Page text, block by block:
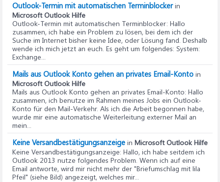
Outlook-Termin mit automatischen Terminblockerin
Microsoft Outlook Hilfe
Outlook-Termin mit automatischen Terminblocker: Hallo
zusammen, ich habe ein Problem zu lösen, bei dem ich der
Suche im Internet bisher keine Idee, oder Lösung fand. Deshalb
wende ich mich jetzt an euch. Es geht um folgendes: System:
Exchange...
Mails aus Outlook Konto gehen an privates Email-Konto in
Microsoft Outlook Hilfe
Mails aus Outlook Konto gehen an privates Email-Konto: Hallo
zusammen, ich benutze im Rahmen meines Jobs ein Outlook-
Konto für den Mail-Verkehr. Als ich die Arbeit begonnen habe,
wurde mir eine automatische Weiterleitung externer Mail an
mein...
Keine Versandbestätigungsanzeige in Microsoft Outlook Hilfe
Keine Versandbestätigungsanzeige: Hallo, ich habe seitdem ich
Outlook 2013 nutze folgendes Problem. Wenn ich auf eine
Email antworte, wird mir nicht mehr der "Briefumschlag mit lila
Pfeil" (siehe Bild) angezeigt, welches mir...